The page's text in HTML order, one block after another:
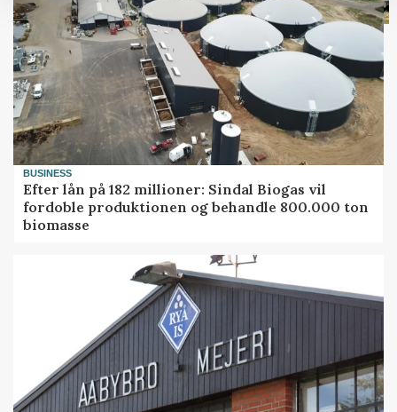
BUSINESS
Efter lån på 182 millioner: Sindal Biogas vil
fordoble produktionen og behandle 800.000 ton
biomasse